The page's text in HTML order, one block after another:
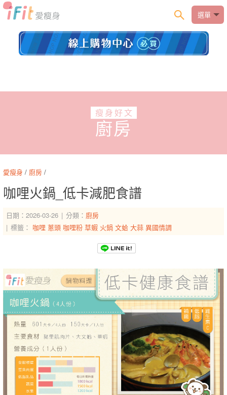
選單
瘦身好文
廚房
愛瘦身 / 廚房 /
咖哩火鍋_低卡減肥食譜
日期：2026-03-26 分類： 廚房
標籤： 咖哩 蔥頭 咖哩粉 草蝦 火鍋 文蛤 大蒜 異國情調